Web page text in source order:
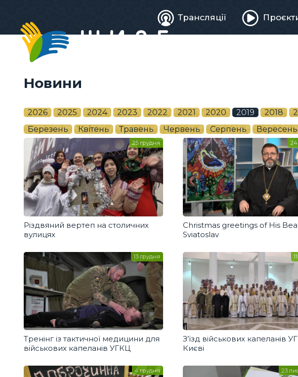
Живе
телебачення
Трансляції
Новини
2026 2025 2024 2023 2022 2021 2020 2019 2018
Березень
Квітень Травень Червень Серпень Вересень
Різдвяний вертеп на столичних
вулицях
25 грудня
Christmas greetings of His
Sviatoslav
Тренінг із тактичної медицини для
військових капеланів УГКЦ
13 грудня
З’їзд військових капеланів
Києві
4 грудня 23